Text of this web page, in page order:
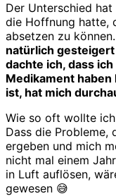
Der Unterschied
die Hoffnung hatte,
absetzen zu können.
natürlich gesteigert
dachte ich, dass
Medikament
ist, hat mich
Wie so oft wollte
Dass die Probleme,
ergeben und mich
nicht mal einem
in Luft auflösen,
gewesen 😅